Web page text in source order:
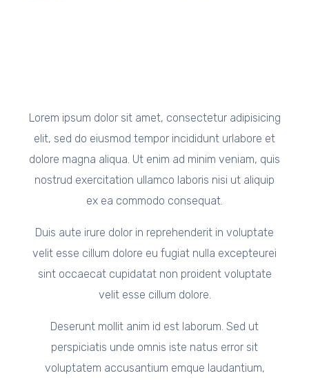
Lorem ipsum dolor sit amet, consectetur adipisicing
elit, sed do eiusmod tempor incididunt urlabore et
dolore magna aliqua. Ut enim ad minim veniam, quis
nostrud exercitation ullamco laboris nisi ut aliquip
ex ea commodo consequat.
Duis aute irure dolor in reprehenderit in voluptate
velit esse cillum dolore eu fugiat nulla excepteurei
sint occaecat cupidatat non proident voluptate
velit esse cillum dolore.
Deserunt mollit anim id est laborum. Sed ut
perspiciatis unde omnis iste natus error sit
voluptatem accusantium emque laudantium,